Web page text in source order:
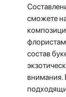
сможете
состав
внимания.